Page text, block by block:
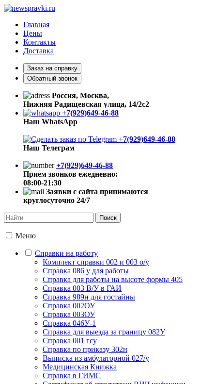
Главная
Цены
Контакты
Доставка
Заказ на справку
Обратный звонок
Россия, Москва,
Нижняя Радищевская улица, 14/2с2
+7(929)649-46-88
Наш WhatsApp
+7(929)649-46-88
Наш Телеграм
+7(929)649-46-88
Прием звонков ежедневно:
08:00-21:30
Заявки с сайта принимаются
круглосуточно 24/7
Меню
Справки на работу
Комплект справки 002 и 003 о/у
Справка 086 у для работы
Справка для работы на высоте формы 405
Справка 003 В/У в ГАИ
Справка 989н для гостайны
Справка 002ОУ
Справка 003ОУ
Справка 046У-1
Справка для выезда за границу 082У
Справка 001 гсу
Справка по приказу 302н
Выписка из амбулаторной 027/у
Медицинская Книжка
Справка в ГИМС